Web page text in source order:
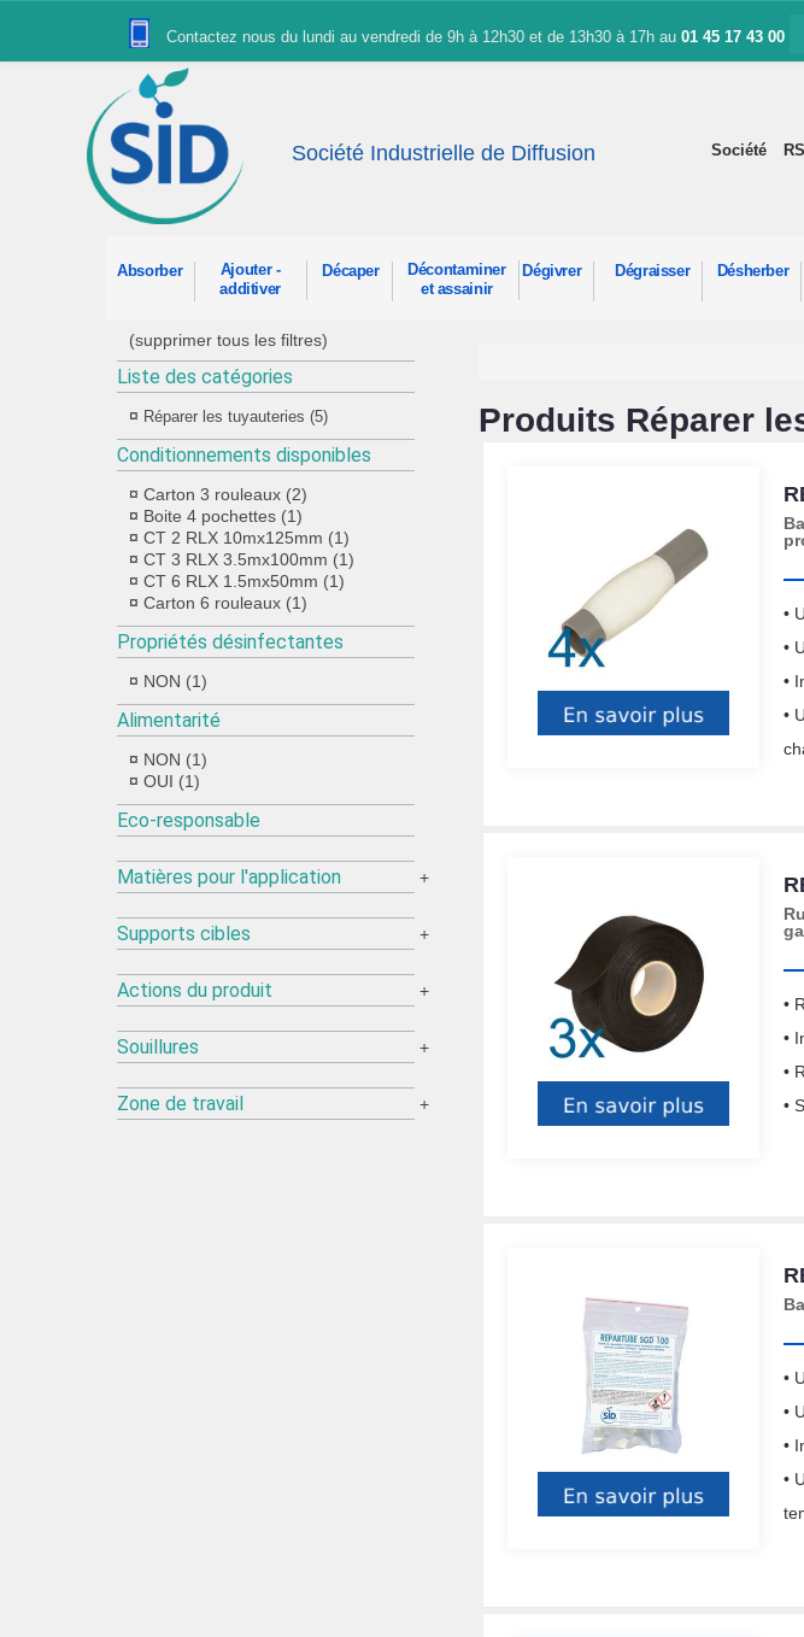
Contactez nous du lundi au vendredi de 9h à 12h30 et de 13h30 à 17h au 01 45 17 43 00
Société Industrielle de Diffusion Société
Absorber
Ajouter -
additiver
Décaper
Décontaminer
et assainir
Dégivrer Dégraisser Désherber
(supprimer tous les filtres)
Liste des catégories
Réparer les tuyauteries (5)
Conditionnements disponibles
Carton 3 rouleaux (2)
Boite 4 pochettes (1)
CT 2 RLX 10mx125mm (1)
CT 3 RLX 3.5mx100mm (1)
CT 6 RLX 1.5mx50mm (1)
Carton 6 rouleaux (1)
Propriétés désinfectantes
NON (1)
Alimentarité
NON (1)
OUI (1)
Eco-responsable
Matières pour l'application +
Supports cibles +
Actions du produit +
Souillures +
Zone de travail +
Produits Réparer
•
•
•
•
•
•
•
•
•
•
•
•